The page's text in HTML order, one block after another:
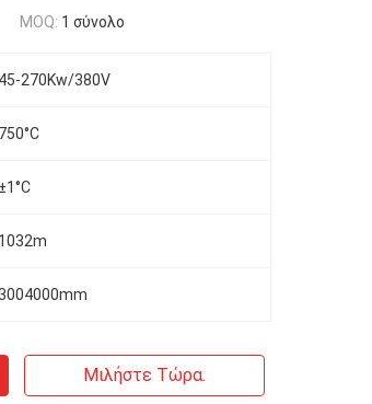
MOQ: 1 σύνολο
45-270Kw/380V
750°C
±1°C
1032m
Μιλήστε Τώρα.